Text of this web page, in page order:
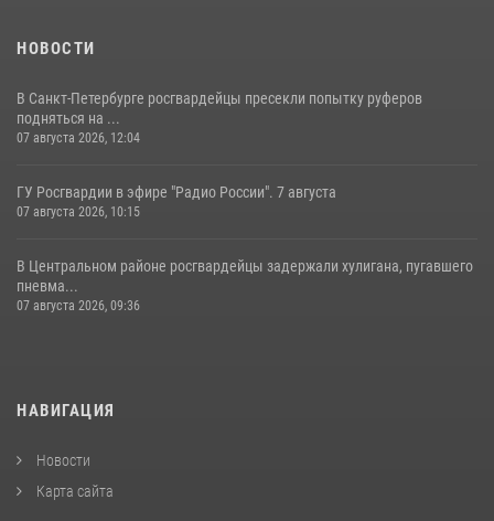
НОВОСТИ
В Санкт-Петербурге росгвардейцы пресекли попытку руферов
подняться на ...
07 августа 2026, 12:04
ГУ Росгвардии в эфире "Радио России". 7 августа
07 августа 2026, 10:15
В Центральном районе росгвардейцы задержали хулигана, пугавшего
пневма...
07 августа 2026, 09:36
НАВИГАЦИЯ
Новости
Карта сайта